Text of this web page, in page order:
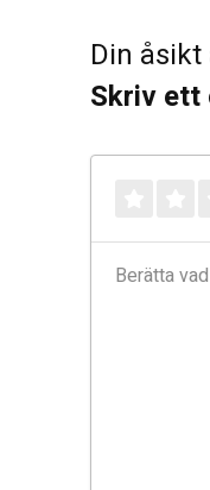
Din
Skriv ett